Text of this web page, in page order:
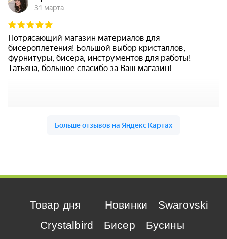
Товар дня Новинки
Swarovski
Crystalbird
Бисер
Бусины